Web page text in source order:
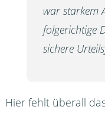
war starkem
folgerichtige
sichere
Hier fehlt überall